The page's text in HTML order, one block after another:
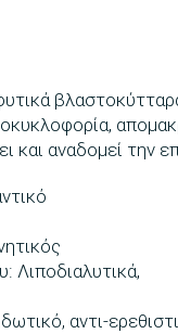
και αναδομεί την
Λιποδιαλυτικά,
αντι-